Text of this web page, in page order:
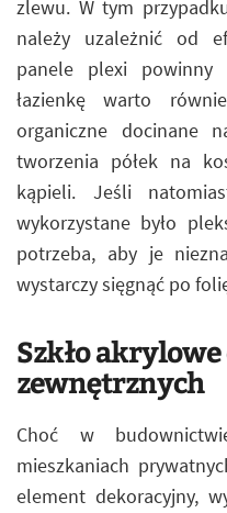
zlewu. W tym
należy uzależnić od
panele plexi powinny
łazienkę warto
organiczne docinane
tworzenia półek na
kąpieli. Jeśli
wykorzystane było
potrzeba, aby je
wystarczy sięgnąć po
Szkło
zewnętrznych
Choć w
mieszkaniach
element dekoracyjny,